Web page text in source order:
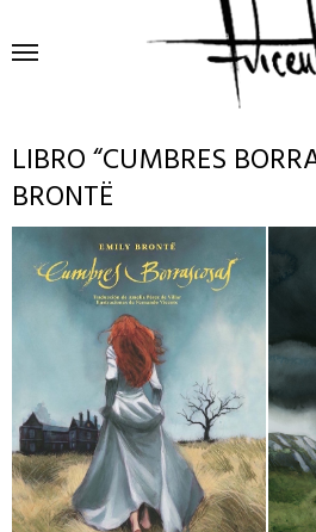
LIBRO “CUMBRES
BRONTË